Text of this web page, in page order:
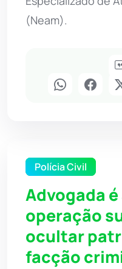
(Neam).
Polícia Civil
Advogada
operação
ocultar
facção